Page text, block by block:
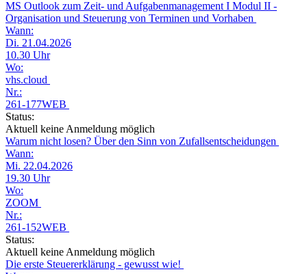
MS Outlook zum Zeit- und Aufgabenmanagement I Modul II -
Organisation und Steuerung von Terminen und Vorhaben
Wann:
Di. 21.04.2026
10.30 Uhr
Wo:
vhs.cloud
Nr.:
261-177WEB
Status:
Aktuell keine Anmeldung möglich
Warum nicht losen? Über den Sinn von Zufallsentscheidungen
Wann:
Mi. 22.04.2026
19.30 Uhr
Wo:
ZOOM
Nr.:
261-152WEB
Status:
Aktuell keine Anmeldung möglich
Die erste Steuererklärung - gewusst wie!